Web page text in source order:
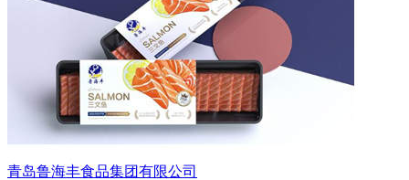
青岛鲁海丰食品集团有限公司